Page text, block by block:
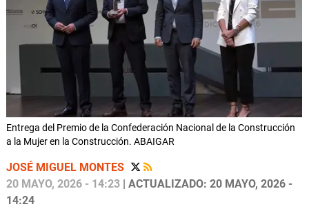
Entrega del Premio de la Confederación Nacional de la Construcción
a la Mujer en la Construcción. ABAIGAR
JOSÉ MIGUEL MONTES
20 MAYO, 2026 - 14:23 | ACTUALIZADO: 20 MAYO, 2026 -
14:24